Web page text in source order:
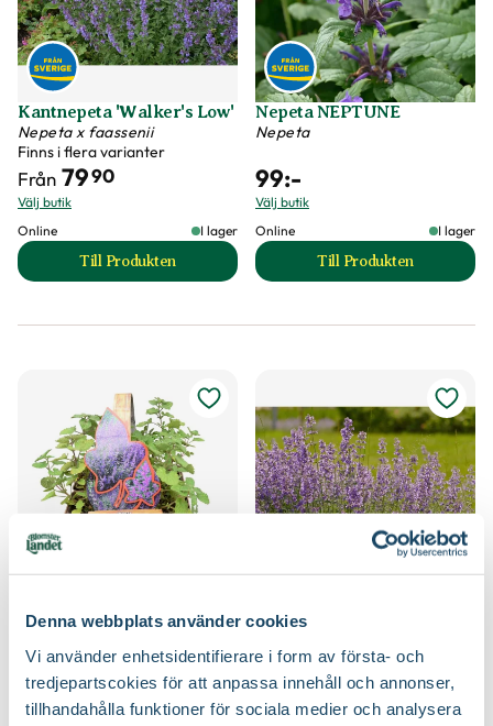
Denna webbplats använder cookies
Vi använder enhetsidentifierare i form av första- och
tredjepartscokies för att anpassa innehåll och annonser,
tillhandahålla funktioner för sociala medier och analysera
Kantnepeta 'Walker's Low'
Nepeta x faassenii
Finns i flera varianter
Från 7990
Välj butik
Online
I lager
Till Produkten
till Kantnepeta 'Walker's Low' produktsida
Nepeta NEPTUNE
Nepeta
99:-
Välj butik
Online
I lager
Till Produkten
till Nepeta
Nepeta x faassenii
149
Online
Slut i lager
Nepeta x faassenii
129